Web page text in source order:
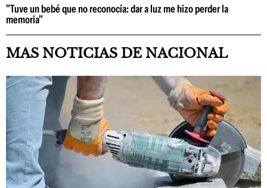
"Tuve un bebé que no reconocía: dar a luz me hizo perder la
memoria"
MAS NOTICIAS DE NACIONAL